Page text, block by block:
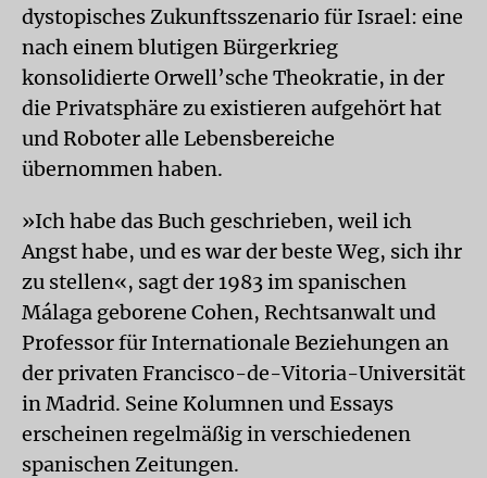
dystopisches Zukunftsszenario für Israel: eine
nach einem blutigen Bürgerkrieg
konsolidierte Orwell’sche Theokratie, in der
die Privatsphäre zu existieren aufgehört hat
und Roboter alle Lebensbereiche
übernommen haben.
»Ich habe das Buch geschrieben, weil ich
Angst habe, und es war der beste Weg, sich ihr
zu stellen«, sagt der 1983 im spanischen
Málaga geborene Cohen, Rechtsanwalt und
Professor für Internationale Beziehungen an
der privaten Francisco-de-Vitoria-Universität
in Madrid. Seine Kolumnen und Essays
erscheinen regelmäßig in verschiedenen
spanischen Zeitungen.